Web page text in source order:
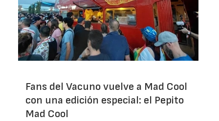
Fans del Vacuno vuelve a Mad Cool
con una edición especial: el Pepito
Mad Cool